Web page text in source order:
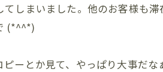
しまいました。他のお客様も
(*^^*)
ーとか見て、やっぱり大事だ